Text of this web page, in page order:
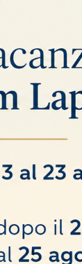
acciaio di
con metalli
la placcatura